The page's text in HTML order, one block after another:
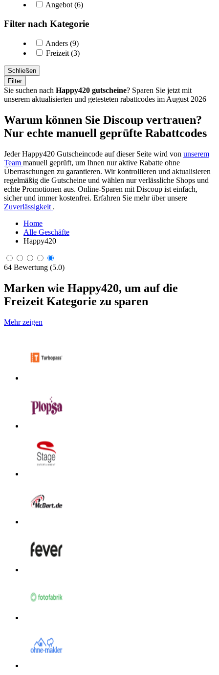
Angebot (6)
Filter nach Kategorie
Anders (9)
Freizeit (3)
Schließen
Filter
Sie suchen nach Happy420 gutscheine? Sparen Sie jetzt mit
unserem aktualisierten und getesteten rabattcodes im August 2026
Warum können Sie Discoup vertrauen?
Nur echte manuell geprüfte Rabattcodes
Jeder Happy420 Gutscheincode auf dieser Seite wird von unserem
Team manuell geprüft, um Ihnen nur aktive Rabatte ohne
Überraschungen zu garantieren. Wir kontrollieren und aktualisieren
regelmäßig die Gutscheine und wählen nur verlässliche Shops und
echte Promotionen aus. Online-Sparen mit Discoup ist einfach,
sicher und immer kostenfrei. Erfahren Sie mehr über unsere
Zuverlässigkeit .
Home
Alle Geschäfte
Happy420
64 Bewertung (5.0)
Marken wie Happy420, um auf die
Freizeit Kategorie zu sparen
Mehr zeigen